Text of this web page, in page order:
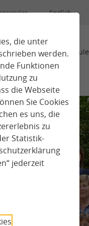
die unter
werden.
Funktionen
zu
die Webseite
Sie Cookies
es uns, die
zu
Statistik-
jederzeit
English
Kita Schule